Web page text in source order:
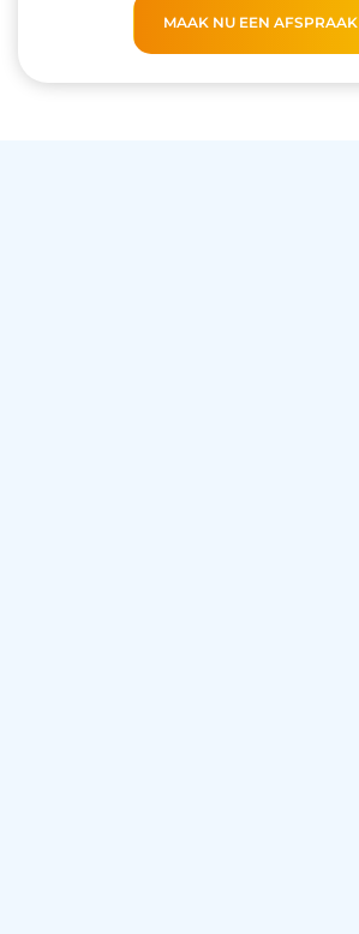
MAAK NU EEN AFSPRAAK